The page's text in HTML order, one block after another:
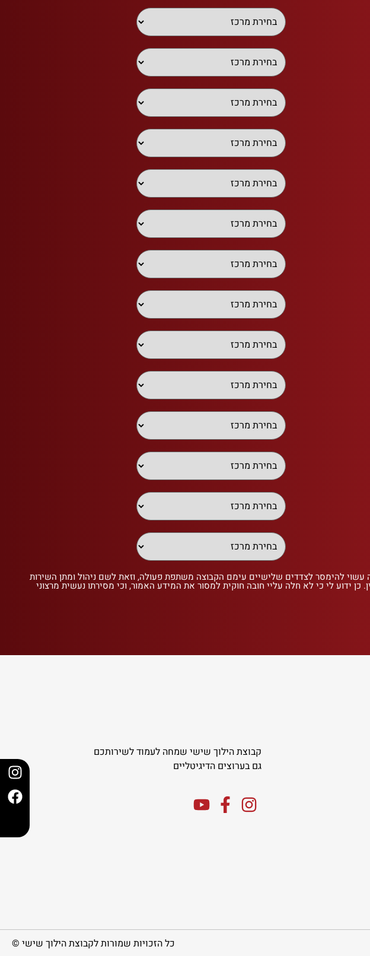
עשוי להימסר לצדדים שלישיים עימם הקבוצה משתפת פעולה, וזאת לשם ניהול ומתן השירות
כן ידוע לי כי לא חלה עליי חובה חוקית למסור את המידע האמור, וכי מסירתו נעשית מרצוני
קבוצת הילוך שישי שמחה לעמוד לשירותכם
גם בערוצים הדיגיטליים
כל הזכויות שמורות לקבוצת הילוך שישי ©